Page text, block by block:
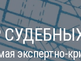
экспертно-